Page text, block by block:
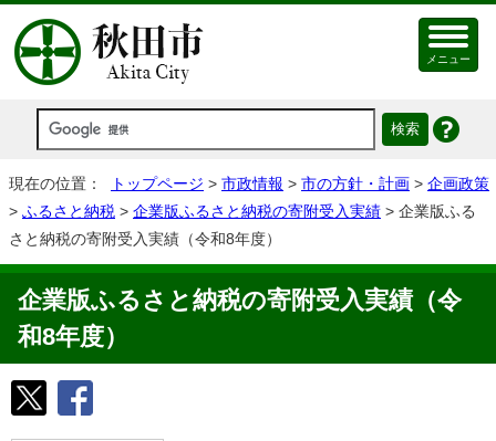
メニュー
現在の位置： トップページ > 市政情報 > 市の方針・計画 > 企画政策
> ふるさと納税 > 企業版ふるさと納税の寄附受入実績 > 企業版ふる
さと納税の寄附受入実績（令和8年度）
企業版ふるさと納税の寄附受入実績（令
和8年度）